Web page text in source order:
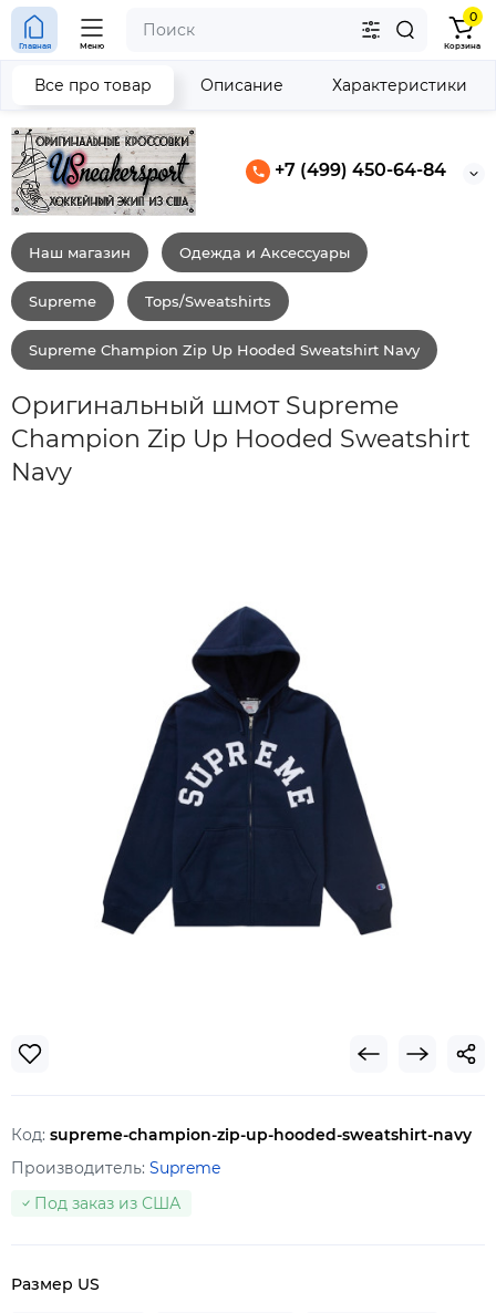
+7 (499) 450-64-84
Главная Меню
0
Корзина
Наш магазин Одежда и Аксессуары
Supreme Tops/Sweatshirts
Supreme Champion Zip Up Hooded Sweatshirt Navy
Оригинальный шмот Supreme
Champion Zip Up Hooded Sweatshirt
Navy
Все про товар Описание Характеристики
Код: supreme-champion-zip-up-hooded-sweatshirt-navy
Производитель: Supreme
Под заказ из США
Размер US